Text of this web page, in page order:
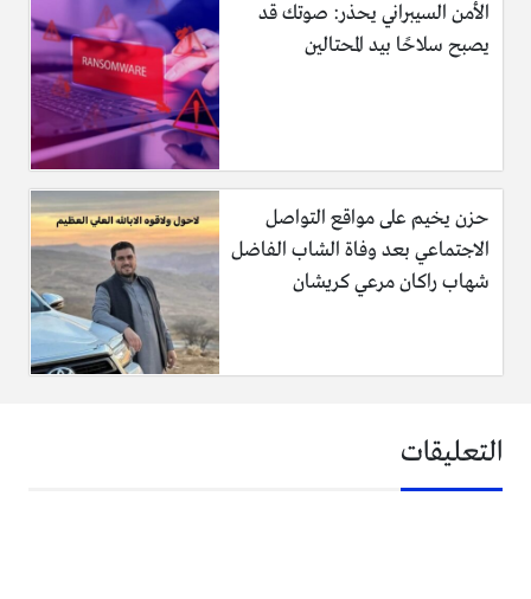
الأمن السيبراني يحذر: صوتك قد
يصبح سلاحًا بيد المحتالين
حزن يخيم على مواقع التواصل
الاجتماعي بعد وفاة الشاب الفاضل
شهاب راكان مرعي كريشان
التعليقات